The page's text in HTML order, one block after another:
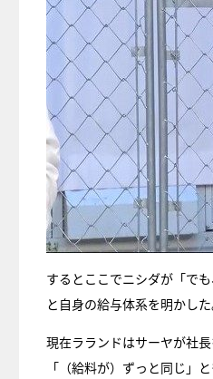
するとここでニシダが「で
と自身の給与体系を明かした
現在ラランドはサーヤが社
「（給料が）ずっと同じ」